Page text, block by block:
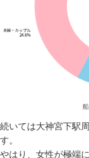
続いては大神宮下駅
す。
やはり、女性が極端